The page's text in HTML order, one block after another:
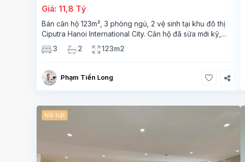
Giá: 11,8 Tỷ
Bán căn hộ 123m², 3 phòng ngủ, 2 vệ sinh tại khu đô thị
Ciputra Hanoi International City. Căn hộ đã sửa mới kỹ,
chất lượng cao, sàn gỗ, bếp hiện đại, không gian thoáng
sáng. Thông tin căn hộ: Diện tích:
3 2 123m2
Phạm Tiến Long
Nổi bật